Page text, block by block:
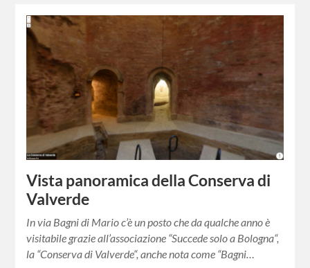
Vista panoramica della Conserva di
Valverde
In via Bagni di Mario c’è un posto che da qualche anno è
visitabile grazie all’associazione “Succede solo a Bologna“,
la “Conserva di Valverde“, anche nota come “Bagni…